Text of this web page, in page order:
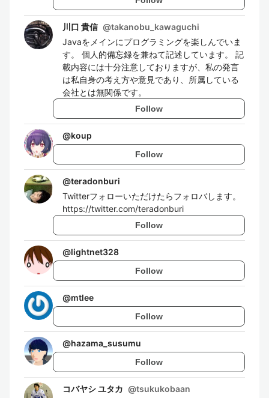
川口 貴信 @takanobu_kawaguchi
Javaをメインにプログラミングを楽しんでいま
す。 個人的備忘録を兼ねて記述しています。 記
載内容には十分注意しておりますが、私の発言
は私自身の考え方や意見であり、所属している
会社とは無関係です。
Follow
@koup
Follow
@teradonburi
Twitterフォローいただけたらフォロバします。
https://twitter.com/teradonburi
Follow
@lightnet328
Follow
@mtlee
Follow
@hazama_susumu
Follow
コバヤシ ユタカ @tsukukobaan